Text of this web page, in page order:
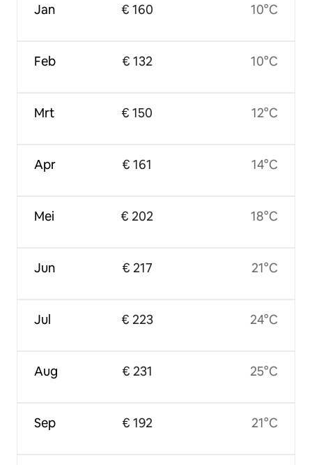
Jan
Feb
Mrt
Apr
Mei
Jun
Jul
Aug
Sep
€ 160
€ 132
€ 150
€ 161
€ 202
€ 217
€ 223
€ 231
€ 192
10°C
10°C
12°C
14°C
18°C
21°C
24°C
25°C
21°C